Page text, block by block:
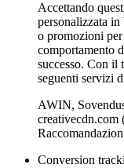
Accettando
personalizzata
o promozioni
comportamento
successo. Con il
seguenti servizi
AWIN,
Conversion